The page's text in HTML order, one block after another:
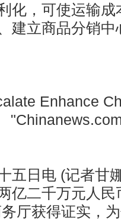
化，可使运输
建立商品分销
Enhance
五日电 (记者甘
亿二千万元人
厅获得证实，